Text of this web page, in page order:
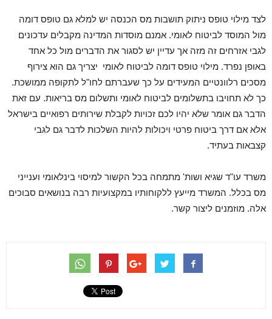
לצד מילוי טופס ניתוק תושבות מס הכנסה יש למלא גם טופס דומה
מול המוסד לביטוח לאומי. אמנם מוסדות המדינה מקבלים עדכונים
לגבי אזרחים זה מזה אך עדיין יש לסגור את הדברים מול כל אחד
באופן נפרד. מילוי טופס דומה לביטוח לאומי יצריך גם הוא צירוף
מסכים רלוונטיים המעידים על כך שעברתם לחו"ל לתקופה ממושכת.
כך לא תחויבו בתשלומים לביטוח לאומי ותשלום מס בריאות. עם זאת
הדבר גם אומר שלא יהיו לכם זכויות לקבלת שירותים רפואיים בישראל
אלא אם דרך ביטוח פרטי ויכולות להיות השלכות לדבר גם לגבי
קצבאות בעתיד.
משרד עו"ד שגיא ושות' מתמחה בכל הקשור למיסוי בינלאומי וענייני
מס בכלל. המשרד מייעץ ללקוחותיו במקצועיות רבה בנושאים סבוכים
אלה. מוזמנים ליצור קשר.